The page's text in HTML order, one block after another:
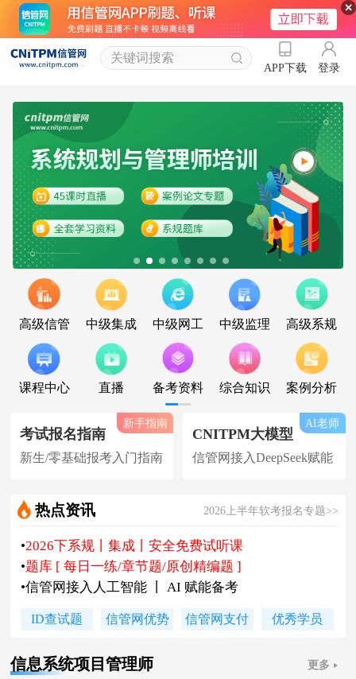
APP下载 登录
高级信管 中级集成 中级网工 中级监理 高级系规
课程中心 直播 备考资料 综合知识 案例分析
考试报名指南
新生/零基础报考入门指南
新手指南
CNITPM大模型
信管网接入DeepSeek赋能
AI老师
热点资讯 2026上半年软考报名专题>>
•2026下系规丨集成丨安全免费试听课
•题库 [ 每日一练/章节题/原创精编题 ]
•信管网接入人工智能 丨 AI 赋能备考
信管网软考讲师合作招聘(全职/兼职)
•2026上半年软考证书领取时间及通知
ID查试题 信管网优势 信管网支付 优秀学员
信息系统项目管理师 更多